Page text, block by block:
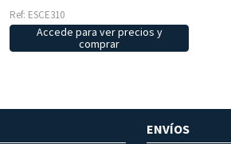
Ref: ESCE310
Accede para ver precios y
comprar
ENVÍOS